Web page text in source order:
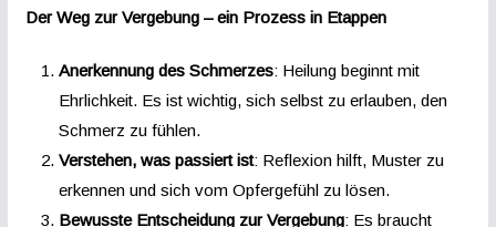
Der Weg zur Vergebung – ein Prozess in Etappen
Anerkennung des Schmerzes: Heilung beginnt mit
Ehrlichkeit. Es ist wichtig, sich selbst zu erlauben, den
Schmerz zu fühlen.
Verstehen, was passiert ist: Reflexion hilft, Muster zu
erkennen und sich vom Opfergefühl zu lösen.
Bewusste Entscheidung zur Vergebung: Es braucht